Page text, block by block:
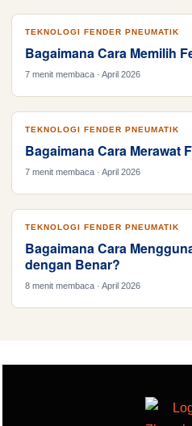
TEKNOLOGI FENDER PNEUMATIK
Bagaimana Cara Memilih
7 menit membaca · April 2026
TEKNOLOGI FENDER PNEUMATIK
Bagaimana Cara Merawat
7 menit membaca · April 2026
TEKNOLOGI FENDER PNEUMATIK
Bagaimana Cara
dengan Benar?
8 menit membaca · April 2026